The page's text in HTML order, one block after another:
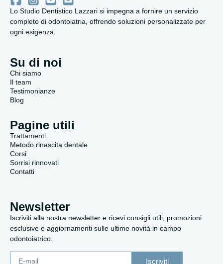
Lo Studio Dentistico Lazzari si impegna a fornire un servizio
completo di odontoiatria, offrendo soluzioni personalizzate per
ogni esigenza.
Su di noi
Chi siamo
Il team
Testimonianze
Blog
Pagine utili
Trattamenti
Metodo rinascita dentale
Corsi
Sorrisi rinnovati
Contatti
Newsletter
Iscriviti alla nostra newsletter e ricevi consigli utili, promozioni
esclusive e aggiornamenti sulle ultime novità in campo
odontoiatrico.
Iscriviti